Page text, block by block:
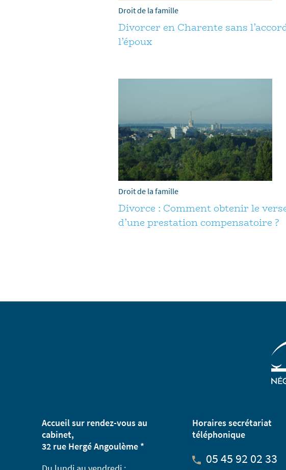
Droit de la famille
Divorcer en Charente sans
l’époux
Droit de la famille
Divorce : Comment obtenir le
d’une prestation compensatoire ?
Accueil sur rendez-vous au
cabinet,
32 rue Hergé Angoulème *
Horaires secrétariat
téléphonique
05 45 92 02 33